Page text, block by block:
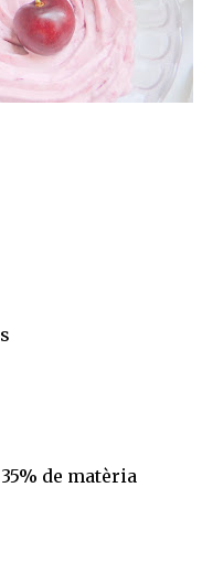
de matèria